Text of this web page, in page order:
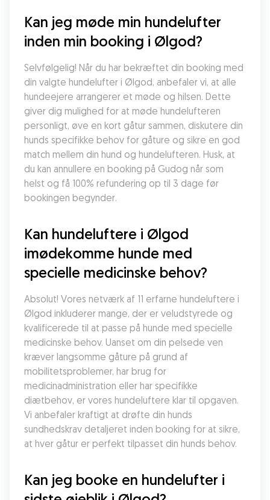
Kan jeg møde min hundelufter
inden min booking i Ølgod?
Selvfølgelig! Når du har bekræftet din booking med
din valgte hundelufter i Ølgod, anbefaler vi, at alle
hundeejere arrangerer et møde og hilsen. Dette
giver dig mulighed for at møde hundelufteren
personligt, øve en kort gåtur sammen, diskutere din
hunds specifikke behov for gåture og sikre en god
match mellem din hund og hundelufteren. Husk, at
du kan annullere en booking på Gudog når som
helst og få 100% refundering op til 3 dage før
bookingen begynder.
Kan hundeluftere i Ølgod
imødekomme hunde med
specielle medicinske behov?
Absolut! Vores netværk af 11 erfarne hundeluftere i
Ølgod inkluderer mange, der er veludstyrede og
kvalificerede til at passe på hunde med specielle
medicinske behov. Uanset om din pelsede ven
kræver langsomme gåture på grund af
mobilitetsproblemer, har brug for
medicinadministration eller har specifikke
diætbehov, er vores hundeluftere klar til opgaven.
Vi anbefaler kraftigt at drøfte din hunds
sundhedskrav detaljeret inden booking for at sikre,
at hver gåtur er perfekt tilpasset din hunds behov.
Kan jeg booke en hundelufter i